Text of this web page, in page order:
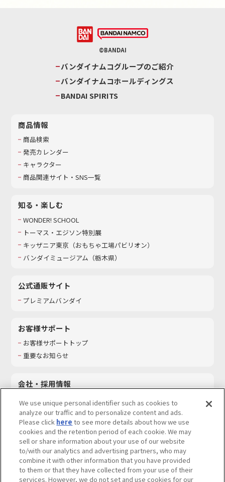
©BANDAI
バンダイナムコグループのご紹介
バンダイナムコホールディングス
BANDAI SPIRITS
商品情報
商品検索
発売カレンダー
キャラクター
商品関連サイト・SNS一覧
知る・楽しむ
WONDER! SCHOOL
トーマス・エジソン特別展
キッザニア東京（おもちゃ工場パビリオン）​
バンダイミュージアム（栃木県）
公式通販サイト
プレミアムバンダイ
お客様サポート
お客様サポートトップ
重要なお知らせ
会社・採用情報
採用情報
サステナビリティ
お問い合わせ
We use unique personal identifier such as cookies to
analyze our traffic and to personalize content and ads.
Please click here to see more details about how we use
cookies and the retention period of each cookie. We may
sell or share information about your use of our website
to/with our analytics and advertising partners, who may
combine it with other information that you have provided
to them or that they have collected from your use of their
services. However, we do not set and use cookies for our